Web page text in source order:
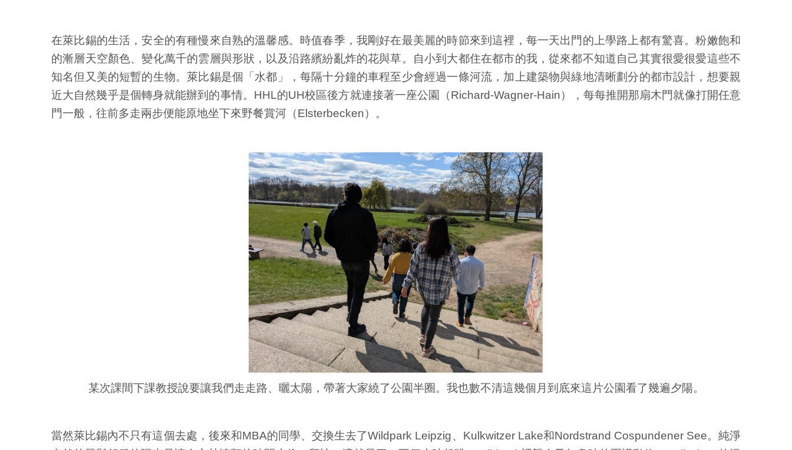
在萊比錫的生活，安全的有種慢來自熟的溫馨感。時值春季，我剛好在最美麗的時節來到這裡，每一天出門的上學路上都有驚喜。粉嫩飽和
的漸層天空顏色、變化萬千的雲層與形狀，以及沿路繽紛亂炸的花與草。自小到大都住在都市的我，從來都不知道自己其實很愛很愛這些不
知名但又美的短暫的生物。萊比錫是個「水都」，每隔十分鐘的車程至少會經過一條河流，加上建築物與綠地清晰劃分的都市設計，想要親
近大自然幾乎是個轉身就能辦到的事情。HHL的UH校區後方就連接著一座公園（Richard-Wagner-Hain），每每推開那扇木門就像打開任意
門一般，往前多走兩步便能原地坐下來野餐賞河（Elsterbecken）。
某次課間下課教授說要讓我們走走路、曬太陽，帶著大家繞了公園半圈。我也數不清這幾個月到底來這片公園看了幾遍夕陽。
當然萊比錫內不只有這個去處，後來和MBA的同學、交換生去了Wildpark Leipzig、Kulkwitzer Lake和Nordstrand Cospundener See。純淨